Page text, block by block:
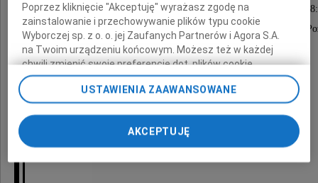
w poniedziałek 17 lutego 2025 roku o godzinie
w kościele parafialnym pw. św. Stanisława Kostki w
Uroczystości pogrzebowe odbędą się
w dniu 18 lutego 2025 roku o godzinie 8:50
na cmentarzu Junikowo.
Poprzez kliknięcie "Akceptuję" wyrażasz zgodę na
zainstalowanie i przechowywanie plików typu cookie
Wyborczej sp. z o. o. jej Zaufanych Partnerów i Agora S.A.
na Twoim urządzeniu końcowym. Możesz też w każdej
chwili zmienić swoje preferencje dot. plików cookie,
ponownie wywołując narzędzie do zarządzania Twoimi
preferencjami dot. przetwarzania danych poprzez
odnośnik „Ustawienia prywatności” w stopce serwisu i
przechodząc do sekcji „Ustawienia zaawansowane”.
Zmiana ustawień plików cookie możliwa jest także za
pomocą ustawień przeglądarki.
USTAWIENIA ZAAWANSOWANE
AKCEPTUJĘ